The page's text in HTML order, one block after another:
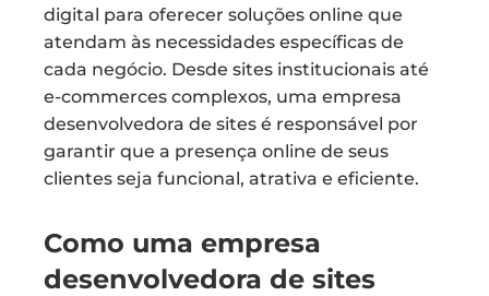
digital para oferecer soluções online que
atendam às necessidades específicas de
cada negócio. Desde sites institucionais até
e-commerces complexos, uma empresa
desenvolvedora de sites é responsável por
garantir que a presença online de seus
clientes seja funcional, atrativa e eficiente.
Como uma empresa
desenvolvedora de sites